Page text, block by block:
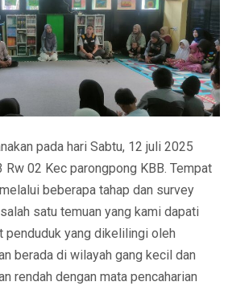
pada hari Sabtu, 12 juli 2025
Rw 02 Kec parongpong KBB. Tempat
beberapa tahap dan survey
satu temuan yang kami dapati
penduduk yang dikelilingi oleh
berada di wilayah gang kecil dan
rendah dengan mata pencaharian